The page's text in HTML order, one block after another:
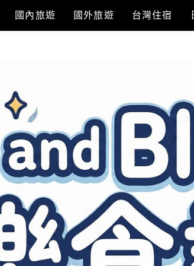
國內旅遊 國外旅遊 台灣住宿